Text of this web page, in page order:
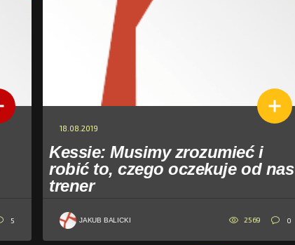
5
18.08.2019
Kessie: Musimy zrozumieć i
robić to, czego oczekuje od nas
trener
JAKUB BALICKI 2569 0